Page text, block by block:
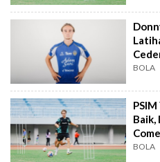
BOLA
Baik,
BOLA